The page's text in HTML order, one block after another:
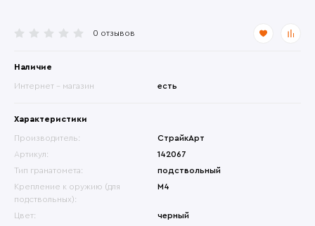
0 отзывов
Наличие
Интернет - магазин есть
Характеристики
Производитель:
СтрайкАрт
Артикул:
142067
Тип гранатомета:
подствольный
Крепление к оружию (для
подствольных):
М4
Цвет:
черный